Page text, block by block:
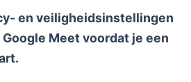
en veiligheidsinstellingen
Meet voordat je een